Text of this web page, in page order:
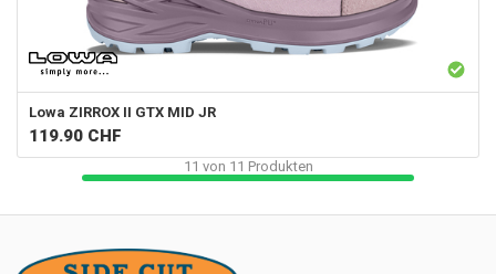
Lowa ZIRROX II GTX MID JR
119.90 CHF
11 von 11 Produkten